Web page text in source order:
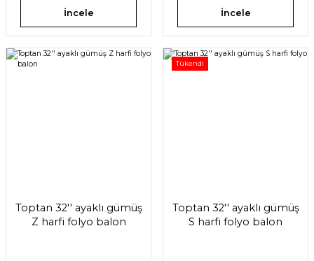
İncele İncele
Toptan 32'' ayaklı gümüş
Z harfi folyo balon
Tükendi
Toptan 32'' ayaklı gümüş
S harfi folyo balon